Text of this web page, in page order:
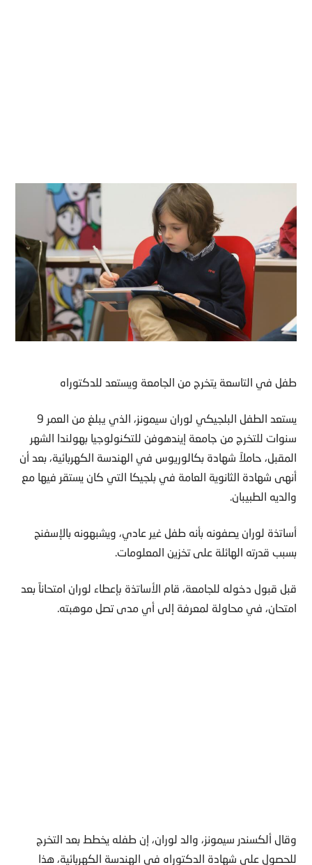
طفل في التاسعة يتخرج من الجامعة ويستعد للدكتوراه
يستعد الطفل البلجيكي لوران سيمونز، الذي يبلغ من العمر 9
سنوات للتخرج من جامعة إيندهوفن للتكنولوجيا بهولندا الشهر
المقبل، حاملاً شهادة بكالوريوس في الهندسة الكهربائية، بعد أن
أنهى شهادة الثانوية العامة في بلجيكا التي كان يستقر فيها مع
والديه الطبيبان.
أساتذة لوران يصفونه بأنه طفل غير عادي، ويشبهونه بالإسفنج
بسبب قدرته الهائلة على تخزين المعلومات.
قبل قبول دخوله للجامعة، قام الأساتذة بإعطاء لوران امتحاناً بعد
امتحان، في محاولة لمعرفة إلى أي مدى تصل موهبته.
وقال ألكسندر سيمونز، والد لوران، إن طفله يخطط بعد التخرج
للحصول على شهادة الدكتوراه في الهندسة الكهربائية، هذا